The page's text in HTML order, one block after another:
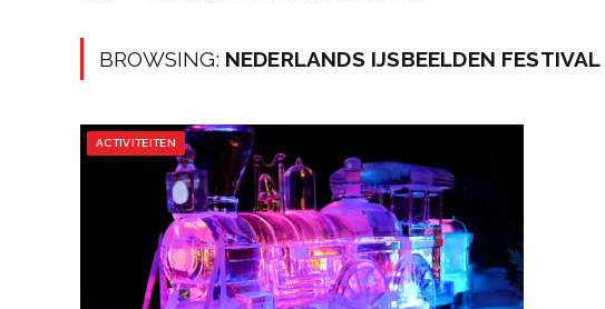
BROWSING: NEDERLANDS IJSBEELDEN FESTIVAL
ACTIVITEITEN